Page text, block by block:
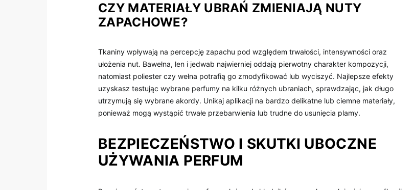
CZY MATERIAŁY UBRAŃ ZMIENIAJĄ NUTY
ZAPACHOWE?
Tkaniny wpływają na percepcję zapachu pod względem trwałości, intensywności oraz
ułożenia nut. Bawełna, len i jedwab najwierniej oddają pierwotny charakter kompozycji,
natomiast poliester czy wełna potrafią go zmodyfikować lub wyciszyć. Najlepsze efekty
uzyskasz testując wybrane perfumy na kilku różnych ubraniach, sprawdzając, jak długo
utrzymują się wybrane akordy. Unikaj aplikacji na bardzo delikatne lub ciemne materiały,
ponieważ mogą wystąpić trwałe przebarwienia lub trudne do usunięcia plamy.
BEZPIECZEŃSTWO I SKUTKI UBOCZNE
UŻYWANIA PERFUM